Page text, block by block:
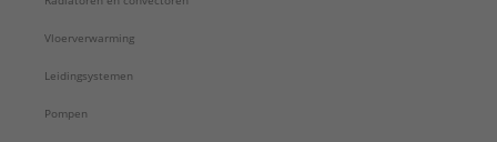
Vloerverwarming
Leidingsystemen
Pompen